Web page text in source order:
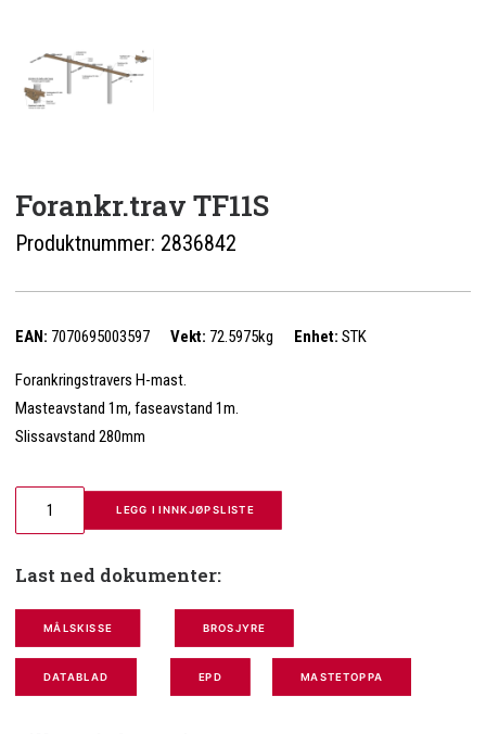
Forankr.trav TF11S
Produktnummer: 2836842
EAN: 7070695003597 Vekt: 72.5975kg Enhet: STK
Forankringstravers H-mast.
Masteavstand 1m, faseavstand 1m.
Slissavstand 280mm
LEGG I INNKJØPSLISTE
Last ned dokumenter:
MÅLSKISSE BROSJYRE
DATABLAD EPD MASTETOPPA